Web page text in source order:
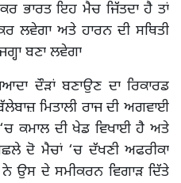
ਭਾਰਤ ਇਹ ਮੈਚ ਜਿੱਤਦਾ ਹੈ ਤਾਂ
ਲਵੇਗਾ ਅਤੇ ਹਾਰਨ ਦੀ ਸਥਿਤੀ
ਬਣਾ ਲਵੇਗਾ
ਦੌੜਾਂ ਬਣਾਉਣ ਦਾ ਰਿਕਾਰਡ
ਮਿਤਾਲੀ ਰਾਜ ਦੀ ਅਗਵਾਈ
ਕਮਾਲ ਦੀ ਖੇਡ ਵਿਖਾਈ ਹੈ ਅਤੇ
ਦੋ ਮੈਚਾਂ ‘ਚ ਦੱਖਣੀ ਅਫਰੀਕਾ
ਉਸ ਦੇ ਸਮੀਕਰਨ ਵਿਗਾੜ ਦਿੱਤੇ